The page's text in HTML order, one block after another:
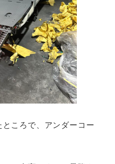
ころで、アンダーコー